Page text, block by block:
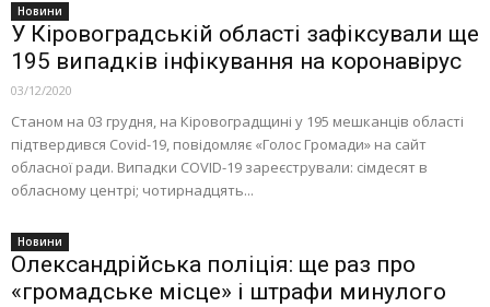
Новини
У Кіровоградській області зафіксували ще
195 випадків інфікування на коронавірус
03/12/2020
Станом на 03 грудня, на Кіровоградщині у 195 мешканців області
підтвердився Covid-19, повідомляє «Голос Громади» на сайт
обласної ради. Випадки COVID-19 зареєстрували: сімдесят в
обласному центрі; чотирнадцять...
Новини
Олександрійська поліція: ще раз про
«громадське місце» і штрафи минулого